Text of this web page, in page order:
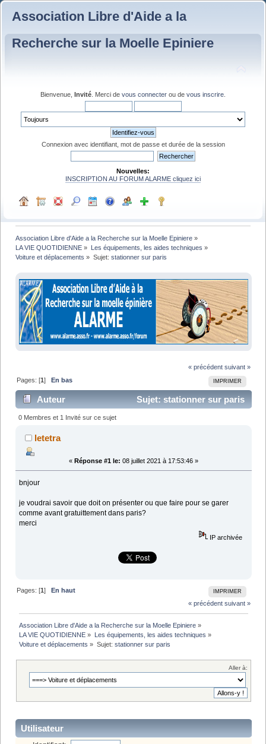
Association Libre d'Aide a la
Recherche sur la Moelle Epiniere
Bienvenue, Invité . Merci de vous connecter ou de vous inscrire
Connexion avec identifiant, mot de passe et durée de la session
Nouvelles:
INSCRIPTION AU FORUM ALARME cliquez ici
Association Libre d'Aide a la Recherche sur la Moelle Epiniere »
LA VIE QUOTIDIENNE » Les équipements, les aides techniques »
Voiture et déplacements » Sujet: stationner sur paris
« précédent suivant »
IMPRIMER
Pages: [1] En bas
Auteur
Sujet: stationner sur paris
(Lu 7796 fois)
0 Membres et 1 Invité sur ce sujet
letetra
« Réponse #1 le: 08 juillet 2021 à 17:53:46 »
bnjour
je voudrai savoir que doit on présenter ou que faire pour se garer
comme avant gratuittement dans paris?
merci
IP archivée
IMPRIMER
Pages: [1]
En haut
« précédent suivant »
Association Libre d'Aide a la Recherche sur la Moelle Epiniere »
LA VIE QUOTIDIENNE » Les équipements, les aides techniques »
Voiture et déplacements » Sujet: stationner sur paris
Aller à:
Utilisateur